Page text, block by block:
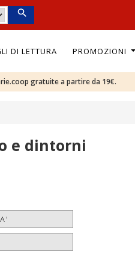
DI LETTURA PROMOZIONI
gratuite a partire da 19€.
e dintorni